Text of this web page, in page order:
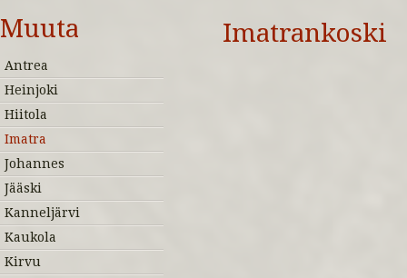
Muuta
Antrea
Heinjoki
Hiitola
Imatra
Johannes
Jääski
Kanneljärvi
Kaukola
Kirvu
Imatrankoski